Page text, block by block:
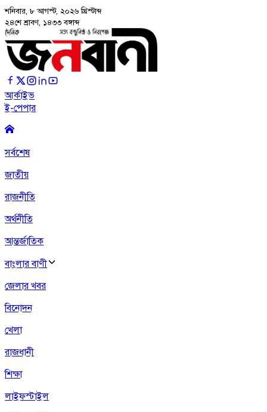
শনিবার, ৮ আগস্ট, ২০২৬ খ্রিস্টাব্দ
২৪শে শ্রাবণ, ১৪৩৩ বঙ্গাব্দ
আর্কাইভ
ই-পেপার
সর্বশেষ
জাতীয়
রাজনীতি
অর্থনীতি
আন্তর্জাতিক
বাংলার বাণী
জেলার খবর
বিনোদন
খেলা
রাজধানী
শিক্ষা
লাইফস্টাইল